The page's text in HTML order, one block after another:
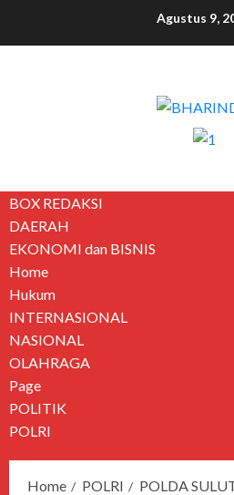
Agustus 9,
BOX REDAKSI
DAERAH
EKONOMI dan BISNIS
Home
Hukum
INTERNASIONAL
NASIONAL
OLAHRAGA
Page
POLITIK
POLRI
Home POLRI
POLDA